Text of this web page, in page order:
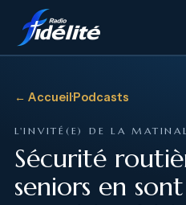
← Accueil·Podcasts
L'INVITÉ(E) DE LA
Sécurité
seniors en